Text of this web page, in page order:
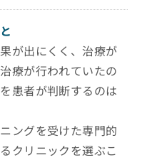
が出にくく、治療が
療が行われていたの
患者が判断するのは
ングを受けた専門的
クリニックを選ぶこ